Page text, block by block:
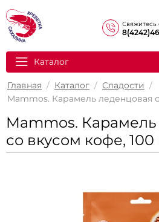
Свяжитесь
Каталог
Главная / Каталог / Сладости /
Mammos. Карамель леденцовая
Mammos.
со вкусом кофе, 100